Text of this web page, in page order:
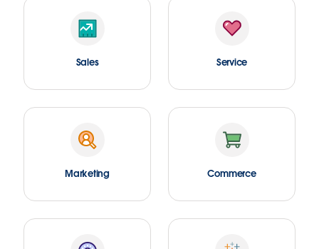
Sales Service
Marketing Commerce